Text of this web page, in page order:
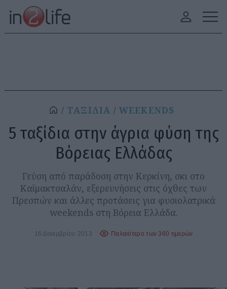
ΤΑΞΙΔΙΑ WEEKENDS
5 ταξίδια στην άγρια φύση της
Βόρειας Ελλάδας
Γεύση από παράδοση στην Κερκίνη, σκι στο
Καϊμακτσαλάν, εξερευνήσεις στις όχθες των
Πρεσπών και άλλες προτάσεις για φυσιολατρικά
weekends στη Βόρεια Ελλάδα.
16 Δεκεμβρίου 2013 Παλαιότερο των 360 ημερών